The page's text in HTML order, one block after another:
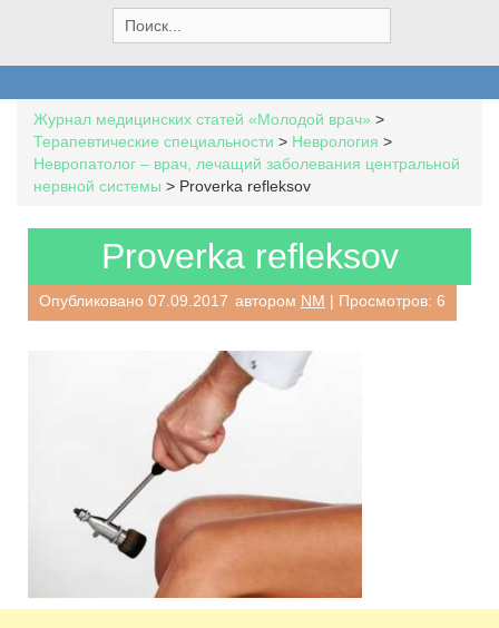
e
a
h
f
o
r
Журнал медицинских статей «Молодой врач» >
Терапевтические специальности > Неврология >
Невропатолог – врач, лечащий заболевания центральной
нервной системы > Proverka refleksov
Proverka refleksov
Опубликовано 07.09.2017 автором NM | Просмотров: 6